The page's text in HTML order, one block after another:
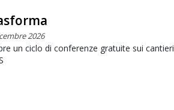
2026
un ciclo di conferenze gratuite sui cantieri